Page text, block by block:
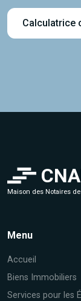
Calculatrice
Maison des Notaires
Menu
Accueil
Biens Immobiliers
Services pour les